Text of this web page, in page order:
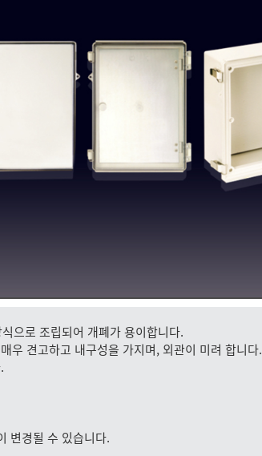
으로 조립되어 개폐가 용이합니다.
우 견고하고 내구성을 가지며, 외관이 미려 합니다.
변경될 수 있습니다.